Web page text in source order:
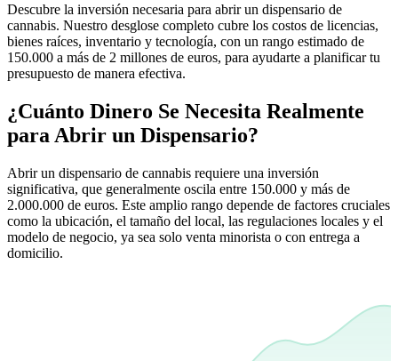
Descubre la inversión necesaria para abrir un dispensario de
cannabis. Nuestro desglose completo cubre los costos de licencias,
bienes raíces, inventario y tecnología, con un rango estimado de
150.000 a más de 2 millones de euros, para ayudarte a planificar tu
presupuesto de manera efectiva.
¿Cuánto Dinero Se Necesita Realmente
para Abrir un Dispensario?
Abrir un dispensario de cannabis requiere una inversión
significativa, que generalmente oscila entre 150.000 y más de
2.000.000 de euros. Este amplio rango depende de factores cruciales
como la ubicación, el tamaño del local, las regulaciones locales y el
modelo de negocio, ya sea solo venta minorista o con entrega a
domicilio.